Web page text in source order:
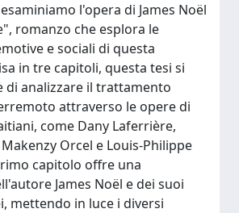
l'opera di James Noël
romanzo che esplora le
e sociali di questa
in tre capitoli, questa tesi si
di analizzare il trattamento
attraverso le opere di
come Dany Laferrière,
Orcel e Louis-Philippe
capitolo offre una
James Noël e dei suoi
mettendo in luce i diversi